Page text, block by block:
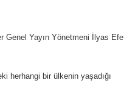
Genel Yayın Yönetmeni İlyas Efe
herhangi bir ülkenin yaşadığı